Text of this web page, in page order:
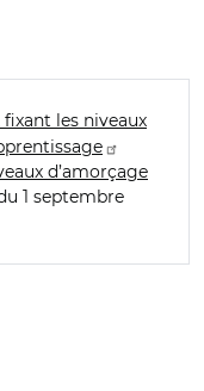
les niveaux
d’amorçage
1 septembre